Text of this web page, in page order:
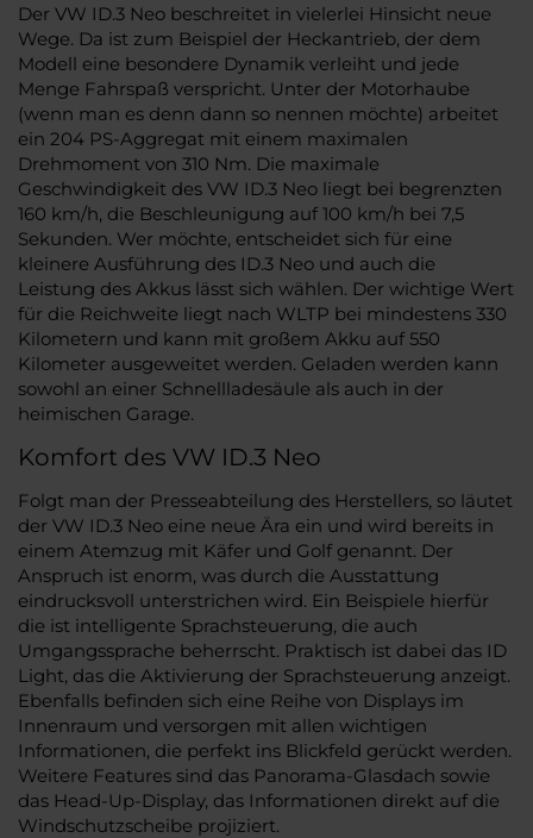
Der VW ID.3 Neo beschreitet in vielerlei Hinsicht neue
Wege. Da ist zum Beispiel der Heckantrieb, der dem
Modell eine besondere Dynamik verleiht und jede
Menge Fahrspaß verspricht. Unter der Motorhaube
(wenn man es denn dann so nennen möchte) arbeitet
ein 204 PS-Aggregat mit einem maximalen
Drehmoment von 310 Nm. Die maximale
Geschwindigkeit des VW ID.3 Neo liegt bei begrenzten
160 km/h, die Beschleunigung auf 100 km/h bei 7,5
Sekunden. Wer möchte, entscheidet sich für eine
kleinere Ausführung des ID.3 Neo und auch die
Leistung des Akkus lässt sich wählen. Der wichtige Wert
für die Reichweite liegt nach WLTP bei mindestens 330
Kilometern und kann mit großem Akku auf 550
Kilometer ausgeweitet werden. Geladen werden kann
sowohl an einer Schnellladesäule als auch in der
heimischen Garage.
Komfort des VW ID.3 Neo
Folgt man der Presseabteilung des Herstellers, so läutet
der VW ID.3 Neo eine neue Ära ein und wird bereits in
einem Atemzug mit Käfer und Golf genannt. Der
Anspruch ist enorm, was durch die Ausstattung
eindrucksvoll unterstrichen wird. Ein Beispiele hierfür
die ist intelligente Sprachsteuerung, die auch
Umgangssprache beherrscht. Praktisch ist dabei das ID
Light, das die Aktivierung der Sprachsteuerung anzeigt.
Ebenfalls befinden sich eine Reihe von Displays im
Innenraum und versorgen mit allen wichtigen
Informationen, die perfekt ins Blickfeld gerückt werden.
Weitere Features sind das Panorama-Glasdach sowie
das Head-Up-Display, das Informationen direkt auf die
Windschutzscheibe projiziert.